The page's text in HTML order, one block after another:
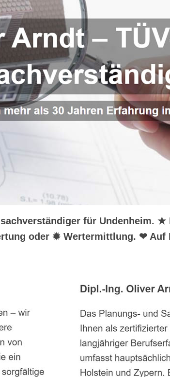
für Undenheim.
oder ✹ Wertermittlung. ❤